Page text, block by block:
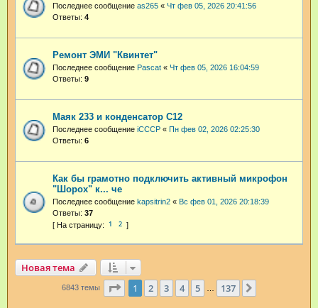
Последнее сообщение as265 « Чт фев 05, 2026 20:41:56
Ответы: 4
Ремонт ЭМИ "Квинтет"
Последнее сообщение Pascat « Чт фев 05, 2026 16:04:59
Ответы: 9
Маяк 233 и конденсатор С12
Последнее сообщение iCCCP « Пн фев 02, 2026 02:25:30
Ответы: 6
Как бы грамотно подключить активный микрофон
"Шорох" к... че
Последнее сообщение kapsitrin2 « Вс фев 01, 2026 20:18:39
Ответы: 37
1 2
Новая тема
6843 темы Страница из 137
1 2 3 4 5 137